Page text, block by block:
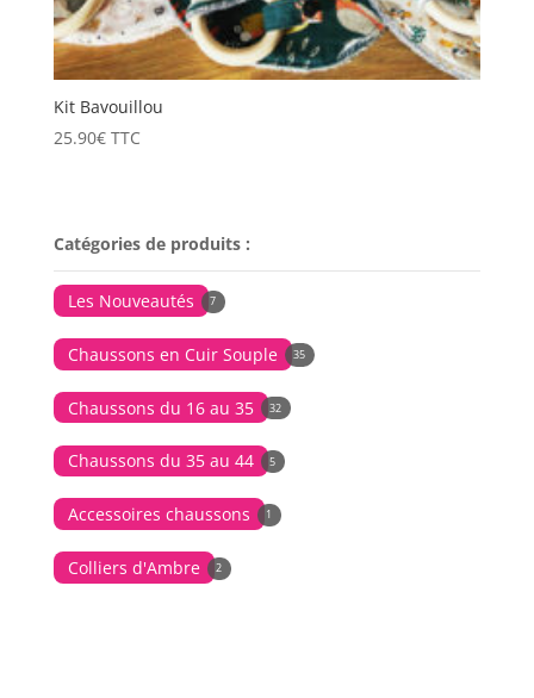
Kit Bavouillou
25.90€ TTC
Catégories de produits :
Les Nouveautés 7
Chaussons en Cuir Souple 35
Chaussons du 16 au 35 32
Chaussons du 35 au 44 5
Accessoires chaussons 1
Colliers d'Ambre 2